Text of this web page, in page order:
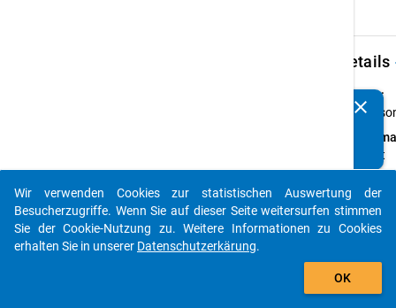
Details
Typ:
breit
auf:
clear
auto_stories
add_shopping_cart
Wir verwenden Cookies zur statistischen Auswertung der
Besucherzugriffe. Wenn Sie auf dieser Seite weitersurfen stimmen
Sie der Cookie-Nutzung zu. Weitere Informationen zu Cookies
erhalten Sie in unserer Datenschutzerkärung.
OK